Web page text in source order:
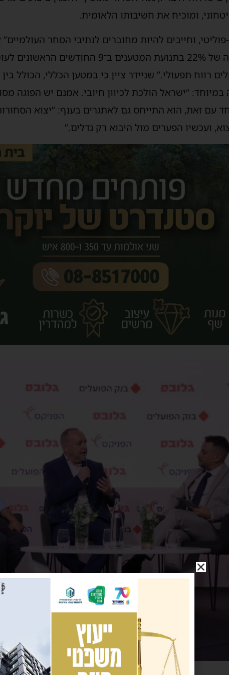
ומוכיח את חשיבותו הלאומית.
וחייבים להיות מחוברים לנתיבי הסחר
והתפתחות, רשמנו עלייה של 22% בתנועת
מיליון שקלים רווח תפעולי.” שניידר ציין כי במטען הכללי,
“ישראל הולכת לכיוון חיובי. אמנם יש הפוגה
עם זאת, הוא התייחס גם לאתגרים בענף: “יצוא
ועכשיו הפערים מול היבוא רק גדלים.”